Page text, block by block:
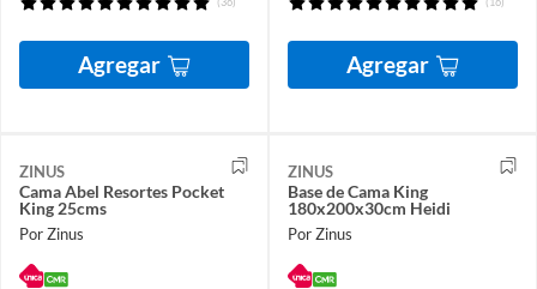
Agregar Agregar
ZINUS
Cama Abel Resortes Pocket
King 25cms
Por Zinus
ZINUS
Base de Cama King
180x200x30cm Heidi
Por Zinus